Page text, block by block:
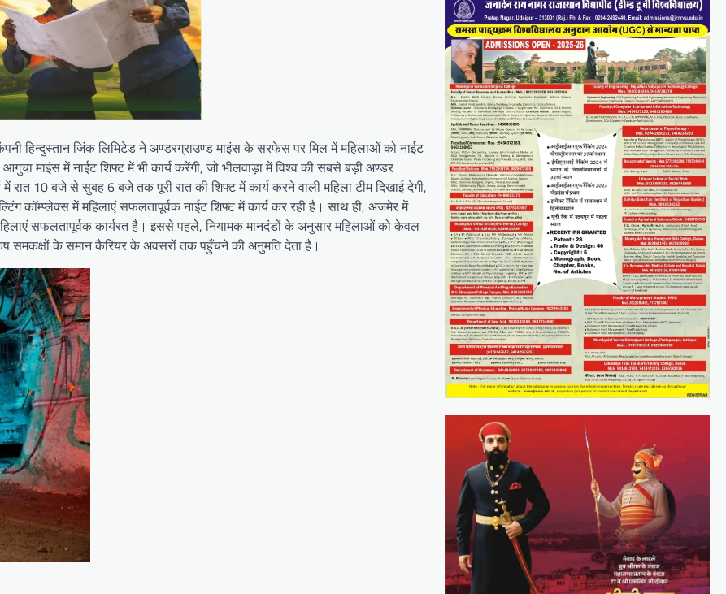
हिन्दुस्तान जिंक लिमिटेड ने अण्डरग्राउण्ड माइंस के सरफेस पर मिल में महिलाओं को नाईट
माइंस में नाईट शिफ्ट में भी कार्य करेंगी, जो भीलवाड़ा में विश्व की सबसे बड़ी अण्डर
10 बजे से सुबह 6 बजे तक पूरी रात की शिफ्ट में कार्य करने वाली महिला टीम दिखाई देगी,
कॉम्प्लेक्स में महिलाएं सफलतापूर्वक नाईट शिफ्ट में कार्य कर रही है। साथ ही, अजमेर में
सफलतापूर्वक कार्यरत है। इससे पहले, नियामक मानदंडों के अनुसार महिलाओं को केवल
समकक्षों के समान कैरियर के अवसरों तक पहुँचने की अनुमति देता है।